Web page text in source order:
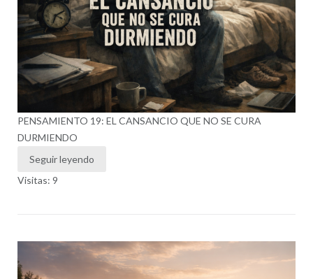
PENSAMIENTO 19: EL CANSANCIO QUE NO SE CURA
DURMIENDO
Seguir leyendo
Visitas: 9